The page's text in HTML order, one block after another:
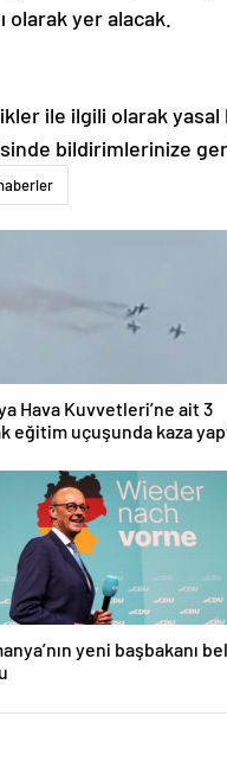
yer alacak.
ile ilgili olarak
bildirimlerinize
Hava Kuvvetleri’ne ait 3
eğitim uçuşunda kaza
yeni başbakanı